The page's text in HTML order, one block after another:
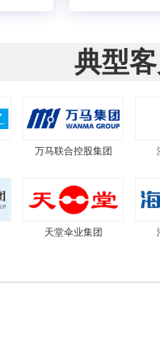
典型
万马联合控股集团
天堂伞业集团